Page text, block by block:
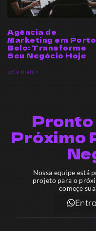
Agência de
Marketing em Porto
Belo: Transforme
Seu Negócio Hoje
Leia mais »
Pronto
Próximo
Nossa equipe está
projeto para o
começe